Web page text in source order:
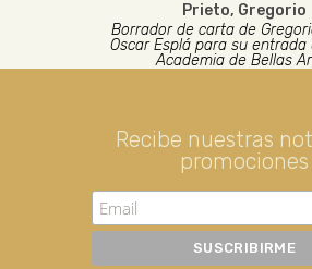
Prieto, Gregorio
Borrador de carta de
Oscar Esplá para su entrada
Academia de Bellas
Recibe nuestras
promociones